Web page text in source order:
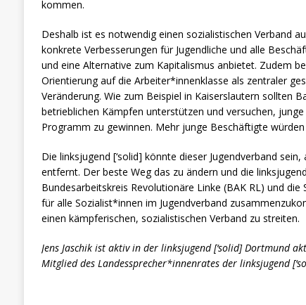
kommen.
Deshalb ist es notwendig einen sozialistischen Verband
konkrete Verbesserungen für Jugendliche und alle
und eine Alternative zum Kapitalismus anbietet. Zudem
Orientierung auf die Arbeiter*innenklasse als zentraler
Veränderung. Wie zum Beispiel in Kaiserslautern sollten
betrieblichen Kämpfen unterstützen und versuchen,
Programm zu gewinnen. Mehr junge Beschäftigte
Die linksjugend [‘solid] könnte dieser Jugendverband
entfernt. Der beste Weg das zu ändern und die
Bundesarbeitskreis Revolutionäre Linke (BAK RL) und
für alle Sozialist*innen im Jugendverband
einen kämpferischen, sozialistischen Verband zu streiten.
Jens Jaschik ist aktiv in der linksjugend [‘solid] Dortmund
Mitglied des Landessprecher*innenrates der linksjugend